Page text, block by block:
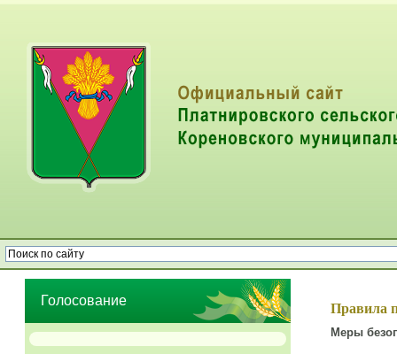
Голосование
Правила
Меры